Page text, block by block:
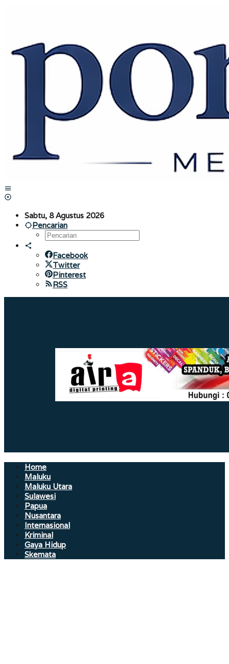
Sabtu, 8 Agustus 2026
Pencarian
Facebook
Twitter
Pinterest
RSS
Home
Maluku
Maluku Utara
Sulawesi
Papua
Nusantara
Internasional
Kriminal
Gaya Hidup
Skemata